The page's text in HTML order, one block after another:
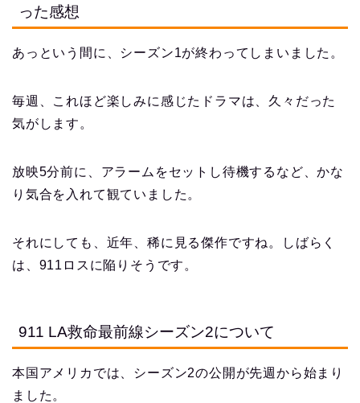
った感想
あっという間に、シーズン1が終わってしまいました。
毎週、これほど楽しみに感じたドラマは、久々だった
気がします。
放映5分前に、アラームをセットし待機するなど、かな
り気合を入れて観ていました。
それにしても、近年、稀に見る傑作ですね。しばらく
は、911ロスに陥りそうです。
911 LA救命最前線シーズン2について
本国アメリカでは、シーズン2の公開が先週から始まり
ました。